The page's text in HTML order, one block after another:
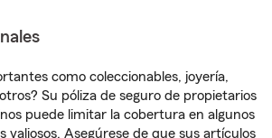
como coleccionables, joyería,
Su póliza de seguro de propietarios
puede limitar la cobertura en algunos
valiosos. Asegúrese de que sus artículos